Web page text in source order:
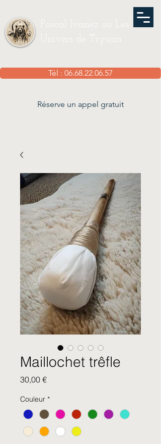
Pascal Ivanez ou Les
Univers de Tryuun
Tél : 06.68.22.06.57
Réserve un appel gratuit
Maillochet trêfle
30,00 €Prix
Couleur *